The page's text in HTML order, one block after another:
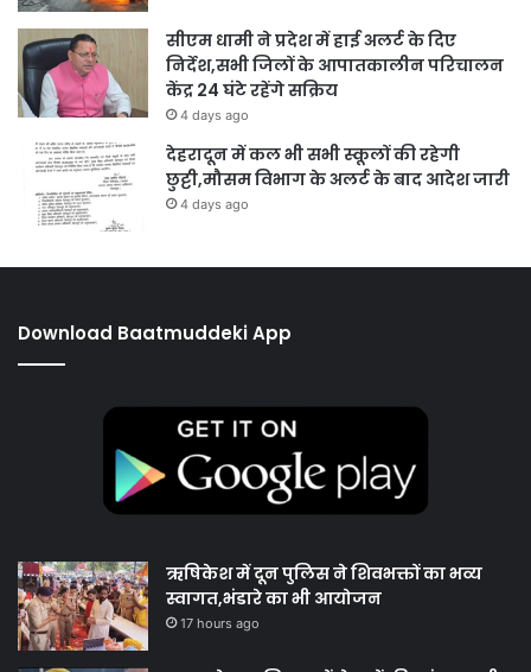
सीएम धामी ने प्रदेश में हाई अलर्ट के दिए
निर्देश,सभी जिलों के आपातकालीन परिचालन
केंद्र 24 घंटे रहेंगे सक्रिय
4 days ago
देहरादून में कल भी सभी स्कूलों की रहेगी
छुट्टी,मौसम विभाग के अलर्ट के बाद आदेश जारी
4 days ago
Download Baatmuddeki App
ऋषिकेश में दून पुलिस ने शिवभक्तों का भव्य
स्वागत,भंडारे का भी आयोजन
17 hours ago